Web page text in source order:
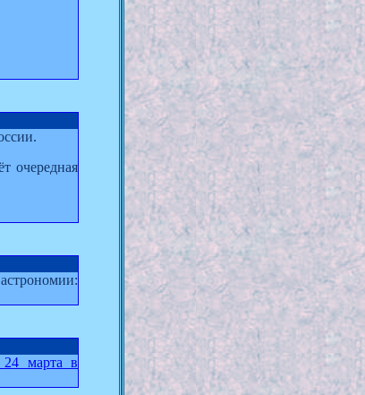
очередная
марта в